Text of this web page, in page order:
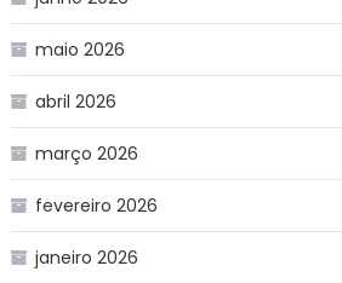
maio 2026
abril 2026
março 2026
fevereiro 2026
janeiro 2026